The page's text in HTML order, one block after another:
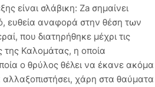
είναι σλάβικη: Za σημαίνει
ευθεία αναφορά στην θέση των
που διατηρήθηκε μέχρι τις
της Καλομάτας, η οποία
ο θρύλος θέλει να έκανε ακόμα
χάρη στα θαύματα